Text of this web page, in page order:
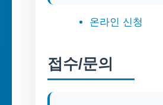
온라인 신청
접수/문의